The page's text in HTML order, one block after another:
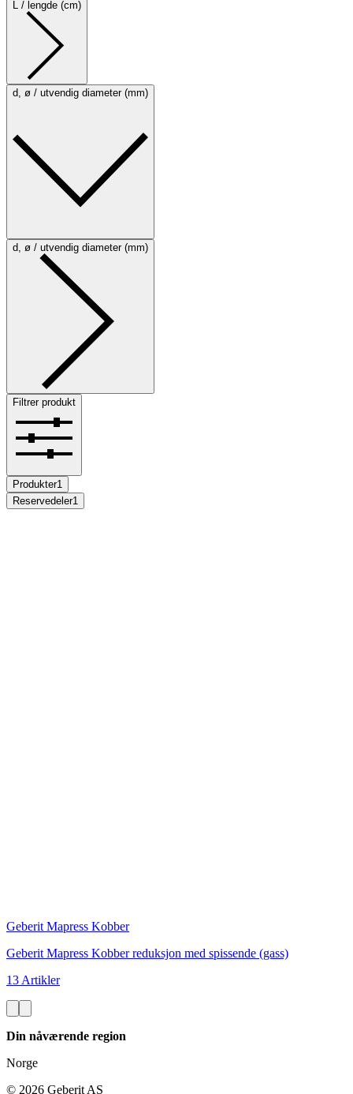
L / lengde (cm)
d, ø / utvendig diameter (mm)
d, ø / utvendig diameter (mm)
Filtrer produkt
Produkter1
Reservedeler1
Geberit Mapress Kobber
Geberit Mapress Kobber reduksjon med spissende (gass)
13 Artikler
Din nåværende region
Norge
© 2026 Geberit AS